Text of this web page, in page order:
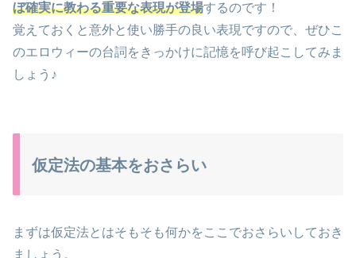
ぼ確実に教わる重要な表現が登場するのです！
覚えておくと意外と使い勝手の良い表現ですので、ぜひこ
のエロウィーの台詞をきっかけに記憶を呼び起こしてみま
しょう♪
仮定法の基本をおさらい
まずは仮定法とはそもそも何かをここでおさらいしておき
ましょう。